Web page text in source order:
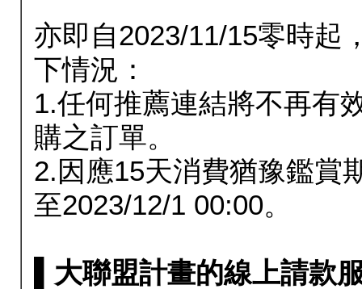
亦即自2023/11/15零時起
下情況：
1.任何推薦連結將不再有
購之訂單。
2.因應15天消費猶豫鑑賞
至2023/12/1 00:00。
▌大聯盟計畫的線上請款